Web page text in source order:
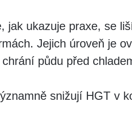
jak ukazuje praxe, se
Jejich úroveň je
půdu před
snižují HGT v